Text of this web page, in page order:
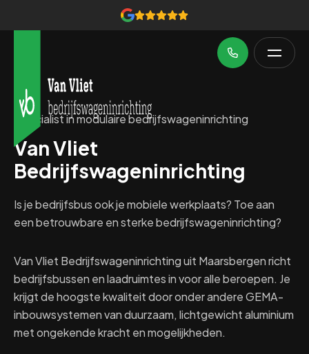
Specialist in modulaire bedrijfswageninrichting
Van Vliet
Bedrijfswageninrichting
Is je bedrijfsbus ook je mobiele werkplaats? Toe aan
een betrouwbare en sterke bedrijfswageninrichting?
Van Vliet Bedrijfswageninrichting uit Maarsbergen richt
bedrijfsbussen en laadruimtes in voor alle beroepen. Je
krijgt de hoogste kwaliteit door onder andere GEMA-
inbouwsystemen van duurzaam, lichtgewicht aluminium
met ongekende kracht en mogelijkheden.